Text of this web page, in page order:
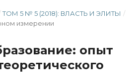
ТОМ 5 № 5 (2018): ВЛАСТЬ И ЭЛИТЫ /
измерении
опыт